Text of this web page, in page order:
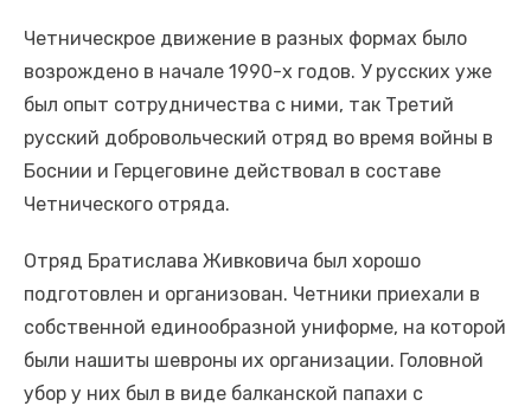
Четническрое движение в разных формах было
возрождено в начале 1990-х годов. У русских уже
был опыт сотрудничества с ними, так Третий
русский добровольческий отряд во время войны в
Боснии и Герцеговине действовал в составе
Четнического отряда.
Отряд Братислава Живковича был хорошо
подготовлен и организован. Четники приехали в
собственной единообразной униформе, на которой
были нашиты шевроны их организации. Головной
убор у них был в виде балканской папахи с